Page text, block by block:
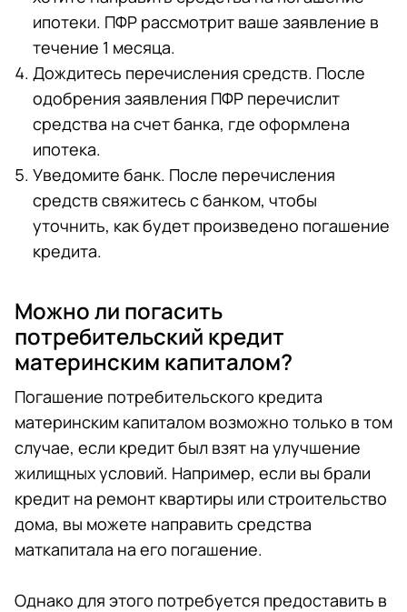
ипотеки. ПФР рассмотрит ваше заявление в
течение 1 месяца.
Дождитесь перечисления средств. После
одобрения заявления ПФР перечислит
средства на счет банка, где оформлена
ипотека.
Уведомите банк. После перечисления
средств свяжитесь с банком, чтобы
уточнить, как будет произведено погашение
кредита.
Можно ли погасить
потребительский кредит
материнским капиталом?
Погашение потребительского кредита
материнским капиталом возможно только в том
случае, если кредит был взят на улучшение
жилищных условий. Например, если вы брали
кредит на ремонт квартиры или строительство
дома, вы можете направить средства
маткапитала на его погашение.
Однако для этого потребуется предоставить в